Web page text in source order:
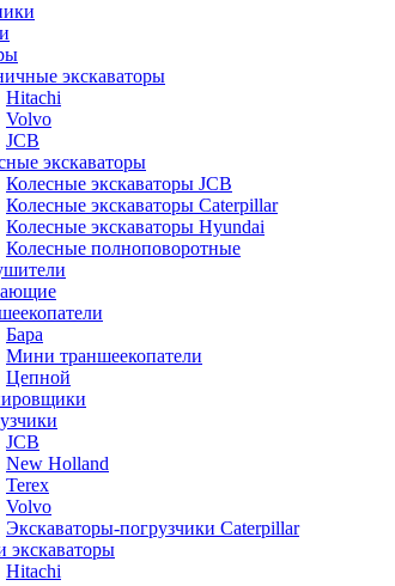
экскаваторы
Hitachi
Volvo
JCB
экскаваторы
Колесные экскаваторы JCB
Колесные экскаваторы Caterpillar
Колесные экскаваторы Hyundai
Колесные полноповоротные
Бара
Мини траншеекопатели
Цепной
JCB
New Holland
Terex
Volvo
Экскаваторы-погрузчики Caterpillar
Hitachi